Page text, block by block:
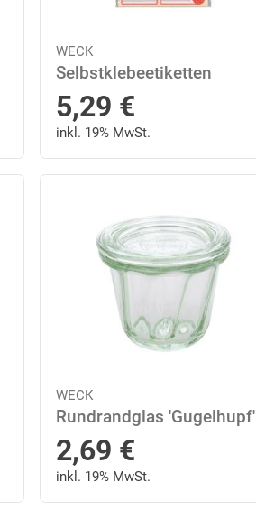
WECK
Selbstklebeetiketten
5,29 €
inkl. 19% MwSt.
WECK
Rundrandglas 'Gugelhupf'
2,69 €
inkl. 19% MwSt.